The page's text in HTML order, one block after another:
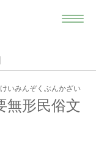
いみんぞくぶんかざい
無形民俗文